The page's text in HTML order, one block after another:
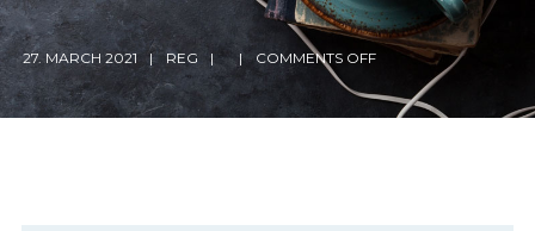
27. MARCH 2021 REG COMMENTS OFF